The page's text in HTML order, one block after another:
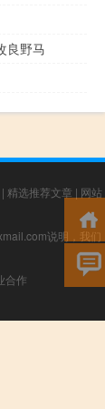
良野马
| 精选推荐文章 | 网站
说明，我们
合作